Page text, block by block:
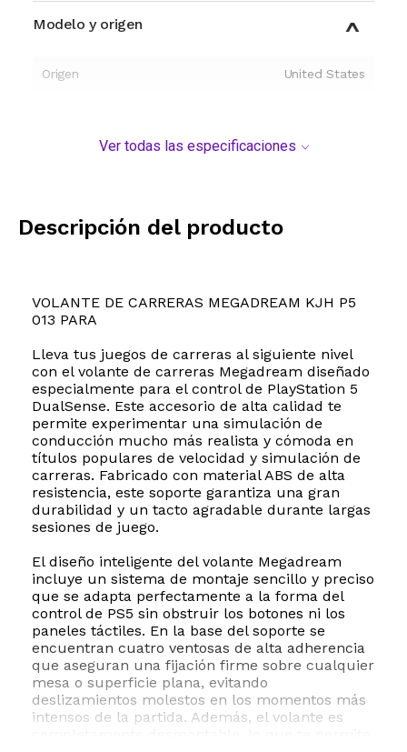
Modelo y origen
Origen United States
Ver todas las especificaciones
Descripción del producto
VOLANTE DE CARRERAS MEGADREAM KJH P5
013 PARA
Lleva tus juegos de carreras al siguiente nivel
con el volante de carreras Megadream diseñado
especialmente para el control de PlayStation 5
DualSense. Este accesorio de alta calidad te
permite experimentar una simulación de
conducción mucho más realista y cómoda en
títulos populares de velocidad y simulación de
carreras. Fabricado con material ABS de alta
resistencia, este soporte garantiza una gran
durabilidad y un tacto agradable durante largas
sesiones de juego.
El diseño inteligente del volante Megadream
incluye un sistema de montaje sencillo y preciso
que se adapta perfectamente a la forma del
control de PS5 sin obstruir los botones ni los
paneles táctiles. En la base del soporte se
encuentran cuatro ventosas de alta adherencia
que aseguran una fijación firme sobre cualquier
mesa o superficie plana, evitando
deslizamientos molestos en los momentos más
intensos de la partida. Además, el volante es